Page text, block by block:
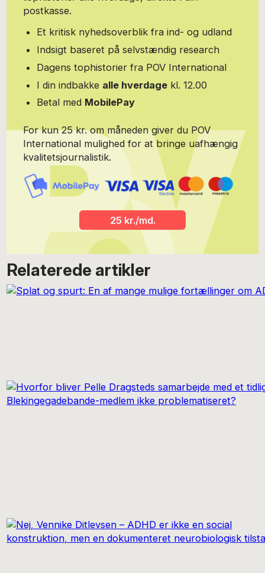
postkasse.
Et kritisk nyhedsoverblik fra ind- og udland
Indsigt baseret på selvstændig research
Dagens tophistorier fra POV International
I din indbakke alle hverdage kl. 12.00
Betal med MobilePay
For kun 25 kr. om måneden giver du POV
International mulighed for at bringe uafhængig
kvalitetsjournalistik.
25 kr./md.
Relaterede artikler